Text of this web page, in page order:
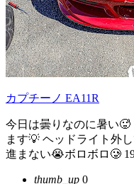
カプチーノ EA11R
今日は曇りなのに暑い
ます💡 ヘッドライト外
進まない😭ボロボロ🥲
thumb_up 0